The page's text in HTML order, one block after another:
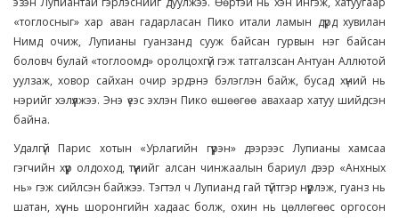
«тоглосныг» хар аван гадарласан Пико итали ламын дүрд хувилан
Нимд очиж, Лупианы гуанзанд сууж байсан гурвын нэг байсан
боловч булай «тоглоомд» оролцохгүй гэж татгалзсан Антуан Аллютой
уулзаж, ховор сайхан очир эрдэнэ бэлэглэн байж, бусад хүний нь
нэрийг хэлүүлжээ. Энэ үеэс эхлэн Пико өшөөгөө авахаар хатуу шийдсэн
байна.
Удалгүй Парис хотын «Урлагийн гүүрэн» дээрээс Лупианы хамсаа
гэгчийн хүүр олдоход, түүнийг алсан чинжаалын бариул дээр «Анхных
нь» гэж сийлсэн байжээ. Тэгтэл ч Лупианд гай түйтгэр нүүрлэж, гуанз нь
шатан, хүү нь шоронгийн хадаас болж, охин нь цөллөгөөс оргосон